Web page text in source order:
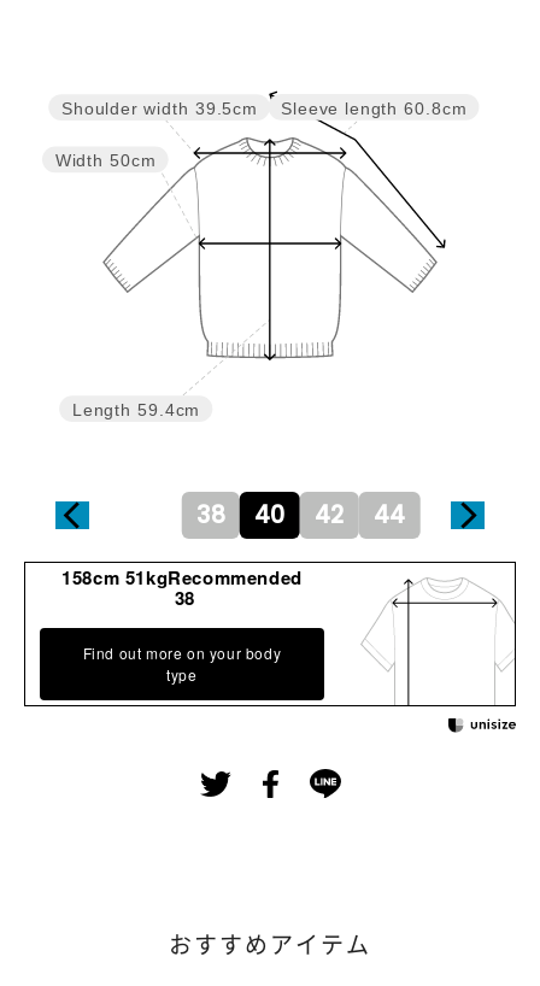
Sleeve length 60.8cm
Length 59.4cm
Width 50cm
Shoulder width 39.5cm
38 40 42 44
158cm 51kgRecommended
38
Find out more on your body
type
おすすめアイテム